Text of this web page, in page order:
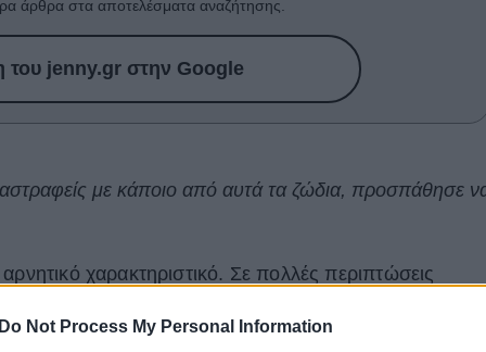
Do Not Process My Personal Information
άρθρα στα αποτελέσματα αναζήτησης.
του jenny.gr στην Google
με κάποιο από αυτά τα ζώδια, προσπάθησε
αρνητικό χαρακτηριστικό. Σε πολλές περιπτώσεις
σκέψης και ικανότητας προσαρμογής στις
με λάθος τρόπο, μπορεί να μετατραπεί σε